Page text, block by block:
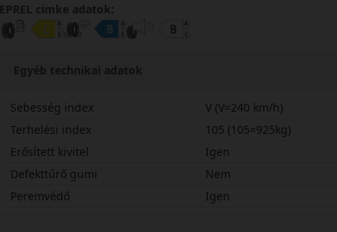
EPREL cimke adatok:
Egyéb technikai adatok
Sebesség index
V (V=240 km/h)
Terhelési index
105 (105=925kg)
Erősített kivitel
Igen
Defekttűrő gumi
Nem
Peremvédő
Igen